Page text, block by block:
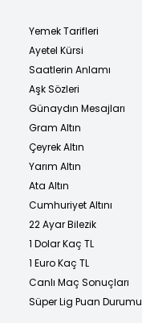
Yemek Tarifleri
Ayetel Kürsi
Saatlerin Anlamı
Aşk Sözleri
Günaydın Mesajları
Gram Altın
Çeyrek Altın
Yarım Altın
Ata Altın
Cumhuriyet Altını
22 Ayar Bilezik
1 Dolar Kaç TL
1 Euro Kaç TL
Canlı Maç Sonuçları
Süper Lig Puan Durumu